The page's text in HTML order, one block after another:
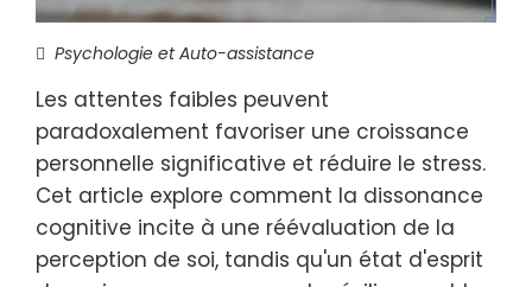
Psychologie et Auto-assistance
Les attentes faibles peuvent
paradoxalement favoriser une croissance
personnelle significative et réduire le stress.
Cet article explore comment la dissonance
cognitive incite à une réévaluation de la
perception de soi, tandis qu'un état d'esprit